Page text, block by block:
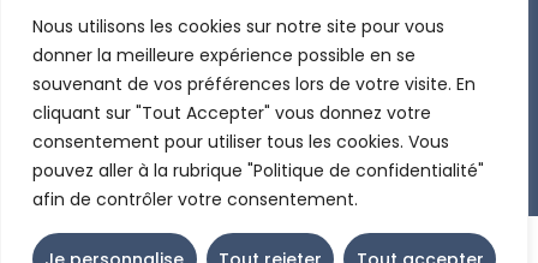
Nous utilisons les cookies sur notre site pour vous
donner la meilleure expérience possible en se
souvenant de vos préférences lors de votre visite. En
cliquant sur "Tout Accepter" vous donnez votre
consentement pour utiliser tous les cookies. Vous
pouvez aller à la rubrique "Politique de confidentialité"
afin de contrôler votre consentement.
93160 NOISY LE GRAND
DEMANDER UN DEVIS